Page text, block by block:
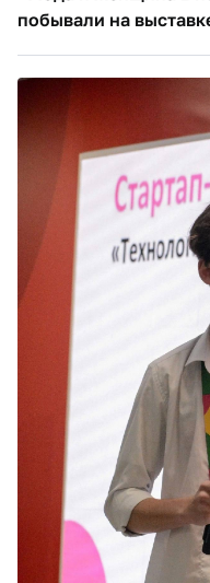
побывали на